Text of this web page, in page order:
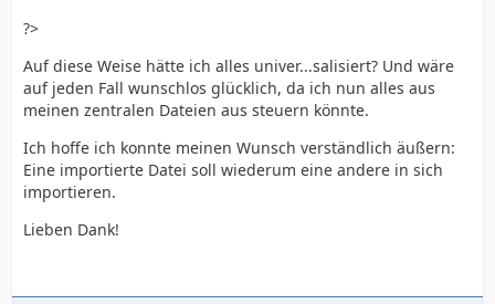
?>
Auf diese Weise hätte ich alles univer...salisiert? Und wäre
auf jeden Fall wunschlos glücklich, da ich nun alles aus
meinen zentralen Dateien aus steuern könnte.
Ich hoffe ich konnte meinen Wunsch verständlich äußern:
Eine importierte Datei soll wiederum eine andere in sich
importieren.
Lieben Dank!